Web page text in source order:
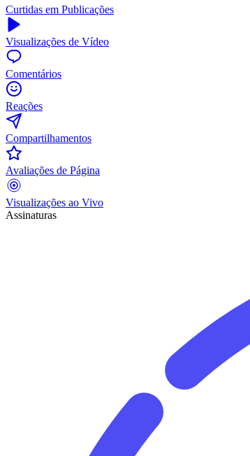
Curtidas em Publicações
Visualizações de Vídeo
Comentários
Reações
Compartilhamentos
Avaliações de Página
Visualizações ao Vivo
Assinaturas